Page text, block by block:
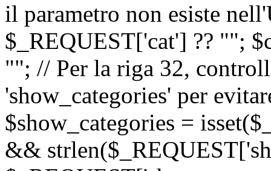
il parametro non esiste
$_REQUEST['cat'] ?? "";
""; // Per la riga 32,
'show_categories' per
$show_categories =
&&